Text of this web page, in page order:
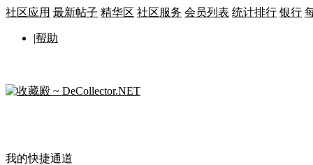
社区应用 最新帖子 精华区 社区服务 会员列表 统计排行 银行
|帮助
我的快捷通道